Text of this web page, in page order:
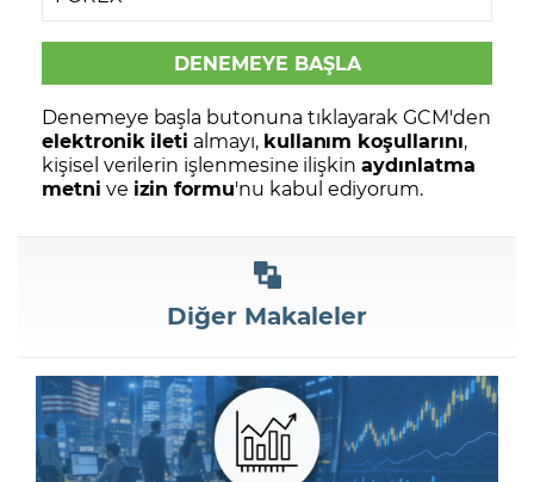
Denemeye başla butonuna tıklayarak GCM'den
elektronik ileti almayı, kullanım koşullarını,
kişisel verilerin işlenmesine ilişkinaydınlatma
metni ve izin formu'nu kabul ediyorum.
Diğer Makaleler